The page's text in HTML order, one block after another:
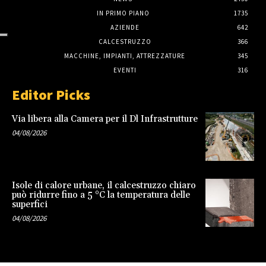
IN PRIMO PIANO
1735
AZIENDE
642
CALCESTRUZZO
366
MACCHINE, IMPIANTI, ATTREZZATURE
345
EVENTI
316
Editor Picks
Via libera alla Camera per il Dl Infrastrutture
04/08/2026
Isole di calore urbane, il calcestruzzo chiaro
può ridurre fino a 5 °C la temperatura delle
superfici
04/08/2026